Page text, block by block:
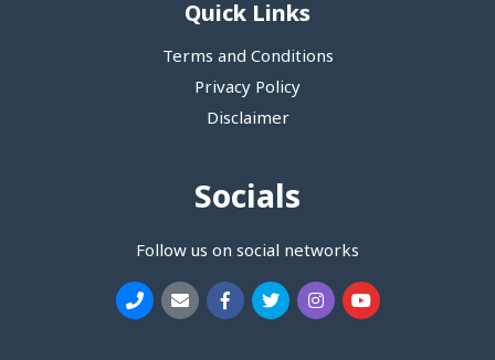
Quick Links
Terms and Conditions
Privacy Policy
Disclaimer
Socials
Follow us on social networks